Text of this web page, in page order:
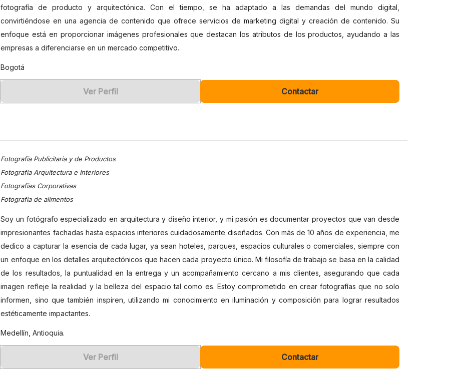
fotografía de producto y arquitectónica. Con el tiempo, se ha adaptado a las demandas del mundo digital,
convirtiéndose en una agencia de contenido que ofrece servicios de marketing digital y creación de contenido. Su
enfoque está en proporcionar imágenes profesionales que destacan los atributos de los productos, ayudando a las
empresas a diferenciarse en un mercado competitivo.
Bogotá
Ver Perfil Contactar
Fotografía Publicitaria y de Productos
Fotografía Arquitectura e Interiores
Fotografías Corporativas
Fotografía de alimentos
Soy un fotógrafo especializado en arquitectura y diseño interior, y mi pasión es documentar proyectos que van desde
impresionantes fachadas hasta espacios interiores cuidadosamente diseñados. Con más de 10 años de experiencia, me
dedico a capturar la esencia de cada lugar, ya sean hoteles, parques, espacios culturales o comerciales, siempre con
un enfoque en los detalles arquitectónicos que hacen cada proyecto único. Mi filosofía de trabajo se basa en la calidad
de los resultados, la puntualidad en la entrega y un acompañamiento cercano a mis clientes, asegurando que cada
imagen refleje la realidad y la belleza del espacio tal como es. Estoy comprometido en crear fotografías que no solo
informen, sino que también inspiren, utilizando mi conocimiento en iluminación y composición para lograr resultados
estéticamente impactantes.
Medellín, Antioquia.
Ver Perfil Contactar